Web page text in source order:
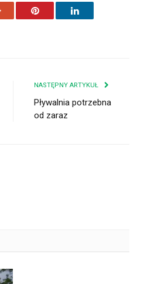
Google+ Pinterest LinkedIn
NASTĘPNY ARTYKUŁ
Pływalnia potrzebna
od zaraz